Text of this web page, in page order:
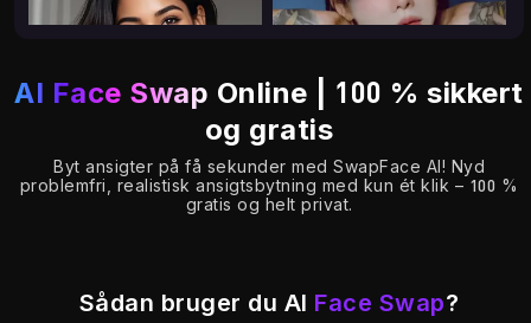
AI Face Swap Online | 100 % sikkert
og gratis
Byt ansigter på få sekunder med SwapFace AI! Nyd
problemfri, realistisk ansigtsbytning med kun ét klik – 100 %
gratis og helt privat.
Sådan bruger du AI Face Swap?